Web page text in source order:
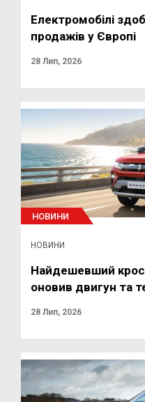
Електромобілі
продажів у Європі
28 Лип, 2026
НОВИНИ
НОВИНИ
Найдешевший
оновив двигун та
28 Лип, 2026